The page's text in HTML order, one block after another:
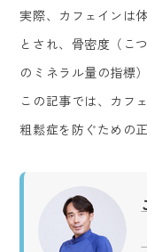
実際、カフェインは
とされ、骨密度（こ
のミネラル量の指標
この記事では、カフ
粗鬆症を防ぐための